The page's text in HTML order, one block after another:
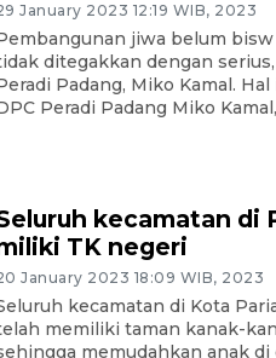
January 2023 12:19 WIB, 2023
jiwa belum
ditegakkan dengan
Padang, Miko Kamal.
Peradi Padang Miko Kamal,
kecamatan di
TK negeri
January 2023 18:09 WIB, 2023
kecamatan di Kota
memiliki taman kanak-
memudahkan anak di